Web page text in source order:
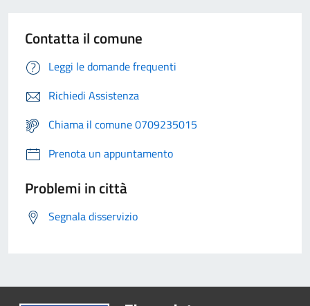
Contatta il comune
Leggi le domande frequenti
Richiedi Assistenza
Chiama il comune 0709235015
Prenota un appuntamento
Problemi in città
Segnala disservizio